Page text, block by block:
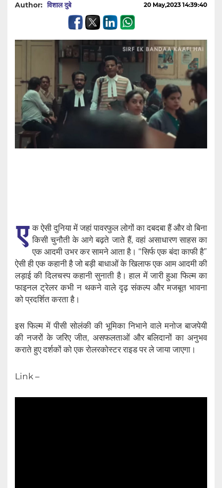
Author: विशाल दुबे 20 May,2023 14:39:40
ए क ऐसी दुनिया में जहां पावरफुल लोगों का दबदबा हैं और वो बिना
किसी चुनौती के आगे बढ़ते जाते हैं, वहां असाधारण साहस का
एक आदमी उभर कर सामने आता है। “सिर्फ एक बंदा काफी है”
ऐसी ही एक कहानी है जो बड़ी बाधाओं के खिलाफ एक आम आदमी की
लड़ाई की दिलचस्प कहानी सुनाती है। हाल में जारी हुआ फिल्म का
फाइनल ट्रेलर कभी न थकने वाले दृढ़ संकल्प और मजबूत भावना
को प्रदर्शित करता है।
इस फिल्म में पीसी सोलंकी की भूमिका निभाने वाले मनोज बाजपेयी
की नजरों के जरिए जीत, असफलताओं और बलिदानों का अनुभव
कराते हुए दर्शकों को एक रोलरकोस्टर राइड पर ले जाया जाएगा।
Link –